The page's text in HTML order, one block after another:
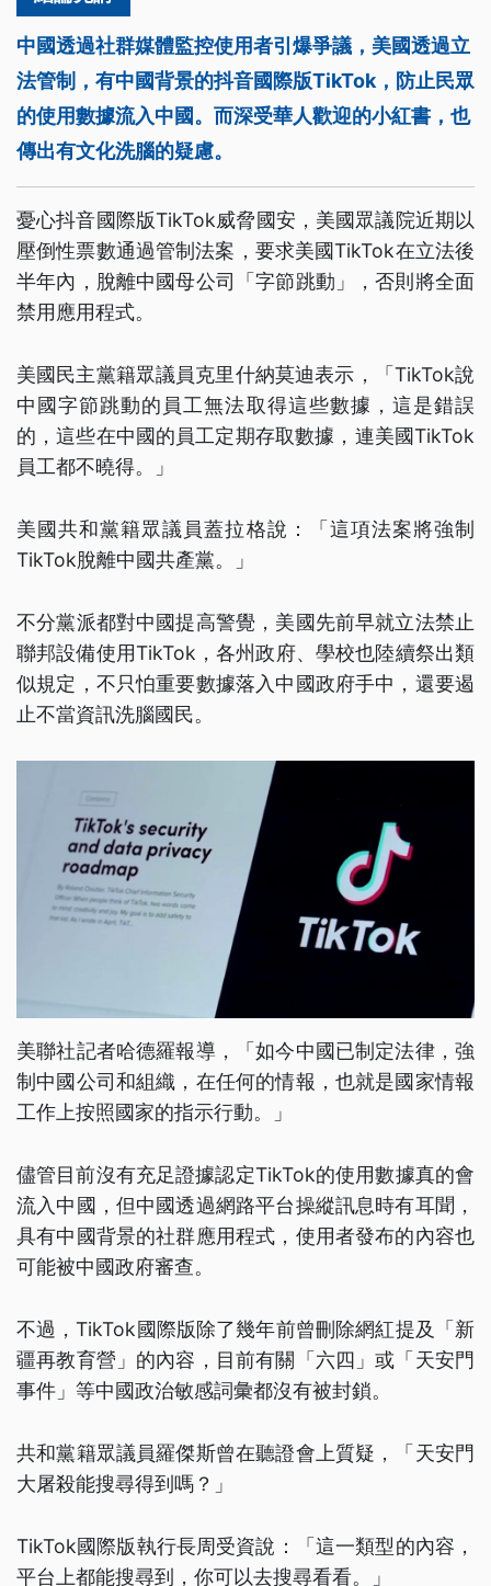
中國透過社群媒體監控使用者引爆爭議，美國透過立
法管制，有中國背景的抖音國際版TikTok，防止民眾
的使用數據流入中國。而深受華人歡迎的小紅書，也
傳出有文化洗腦的疑慮。
憂心抖音國際版TikTok威脅國安，美國眾議院近期以
壓倒性票數通過管制法案，要求美國TikTok在立法後
半年內，脫離中國母公司「字節跳動」，否則將全面
禁用應用程式。
美國民主黨籍眾議員克里什納莫迪表示，「TikTok說
中國字節跳動的員工無法取得這些數據，這是錯誤
的，這些在中國的員工定期存取數據，連美國TikTok
員工都不曉得。」
美國共和黨籍眾議員蓋拉格說：「這項法案將強制
TikTok脫離中國共產黨。」
不分黨派都對中國提高警覺，美國先前早就立法禁止
聯邦設備使用TikTok，各州政府、學校也陸續祭出類
似規定，不只怕重要數據落入中國政府手中，還要遏
止不當資訊洗腦國民。
美聯社記者哈德羅報導，「如今中國已制定法律，強
制中國公司和組織，在任何的情報，也就是國家情報
工作上按照國家的指示行動。」
儘管目前沒有充足證據認定TikTok的使用數據真的會
流入中國，但中國透過網路平台操縱訊息時有耳聞，
具有中國背景的社群應用程式，使用者發布的內容也
可能被中國政府審查。
不過，TikTok國際版除了幾年前曾刪除網紅提及「新
疆再教育營」的內容，目前有關「六四」或「天安門
事件」等中國政治敏感詞彙都沒有被封鎖。
共和黨籍眾議員羅傑斯曾在聽證會上質疑，「天安門
大屠殺能搜尋得到嗎？」
TikTok國際版執行長周受資說：「這一類型的內容，
平台上都能搜尋到，你可以去搜尋看看。」